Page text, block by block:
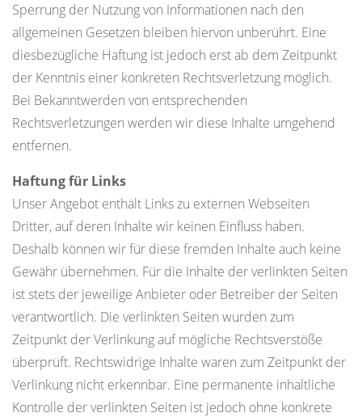
Sperrung der Nutzung von Informationen nach den
allgemeinen Gesetzen bleiben hiervon unberührt. Eine
diesbezügliche Haftung ist jedoch erst ab dem Zeitpunkt
der Kenntnis einer konkreten Rechtsverletzung möglich.
Bei Bekanntwerden von entsprechenden
Rechtsverletzungen werden wir diese Inhalte umgehend
entfernen.
Haftung für Links
Unser Angebot enthält Links zu externen Webseiten
Dritter, auf deren Inhalte wir keinen Einfluss haben.
Deshalb können wir für diese fremden Inhalte auch keine
Gewähr übernehmen. Für die Inhalte der verlinkten Seiten
ist stets der jeweilige Anbieter oder Betreiber der Seiten
verantwortlich. Die verlinkten Seiten wurden zum
Zeitpunkt der Verlinkung auf mögliche Rechtsverstöße
überprüft. Rechtswidrige Inhalte waren zum Zeitpunkt der
Verlinkung nicht erkennbar. Eine permanente inhaltliche
Kontrolle der verlinkten Seiten ist jedoch ohne konkrete